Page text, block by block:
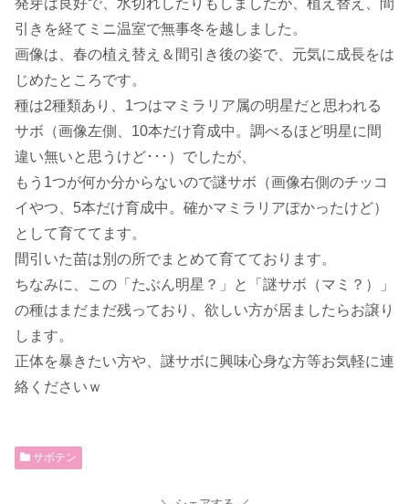
発芽は良好で、水切れしたりもしましたが、植え替え、間
引きを経てミニ温室で無事冬を越しました。
画像は、春の植え替え＆間引き後の姿で、元気に成長をは
じめたところです。
種は2種類あり、1つはマミラリア属の明星だと思われる
サボ（画像左側、10本だけ育成中。調べるほど明星に間
違い無いと思うけど･･･）でしたが、
もう1つが何か分からないので謎サボ（画像右側のチッコ
イやつ、5本だけ育成中。確かマミラリアぽかったけど）
として育ててます。
間引いた苗は別の所でまとめて育てております。
ちなみに、この「たぶん明星？」と「謎サボ（マミ？）」
の種はまだまだ残っており、欲しい方が居ましたらお譲り
します。
正体を暴きたい方や、謎サボに興味心身な方等お気軽に連
絡くださいｗ
サボテン